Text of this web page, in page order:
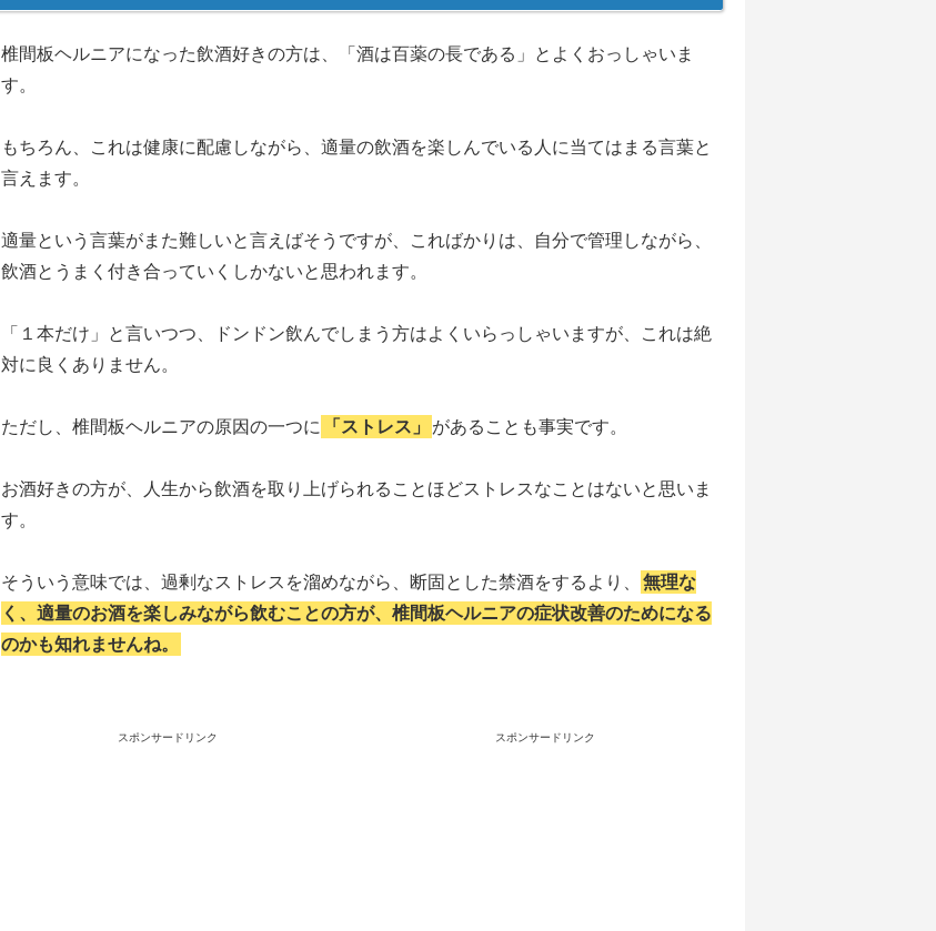
椎間板ヘルニアになった飲酒好きの方は、「酒は百薬の長である」とよくおっしゃいま
す。
もちろん、これは健康に配慮しながら、適量の飲酒を楽しんでいる人に当てはまる言葉と
言えます。
適量という言葉がまた難しいと言えばそうですが、こればかりは、自分で管理しながら、
飲酒とうまく付き合っていくしかないと思われます。
「１本だけ」と言いつつ、ドンドン飲んでしまう方はよくいらっしゃいますが、これは絶
対に良くありません。
ただし、椎間板ヘルニアの原因の一つに 「ストレス」 があることも事実です。
お酒好きの方が、人生から飲酒を取り上げられることほどストレスなことはないと思いま
す。
そういう意味では、過剰なストレスを溜めながら、断固とした禁酒をするより、
無理な
く、適量のお酒を楽しみながら飲むことの方が、椎間板ヘルニアの症状改善のためになる
のかも知れませんね。
スポンサードリンク スポンサードリンク